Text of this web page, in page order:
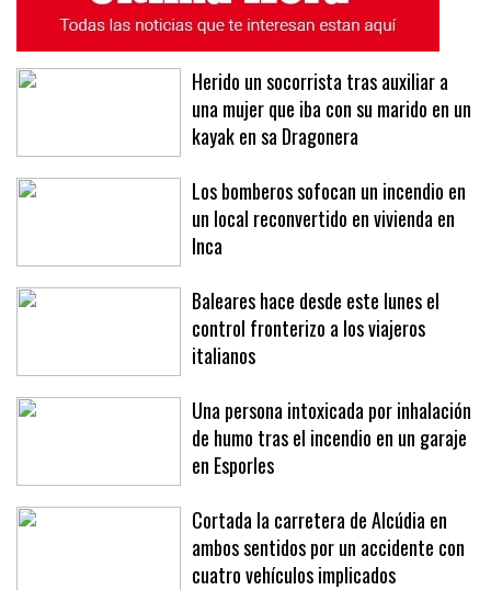
Herido un socorrista tras auxiliar a
una mujer que iba con su marido en un
kayak en sa Dragonera
Los bomberos sofocan un incendio en
un local reconvertido en vivienda en
Inca
Baleares hace desde este lunes el
control fronterizo a los viajeros
italianos
Una persona intoxicada por inhalación
de humo tras el incendio en un garaje
en Esporles
Cortada la carretera de Alcúdia en
ambos sentidos por un accidente con
cuatro vehículos implicados